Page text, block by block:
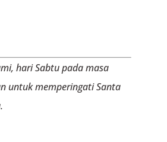
hari Sabtu pada masa
untuk memperingati Santa